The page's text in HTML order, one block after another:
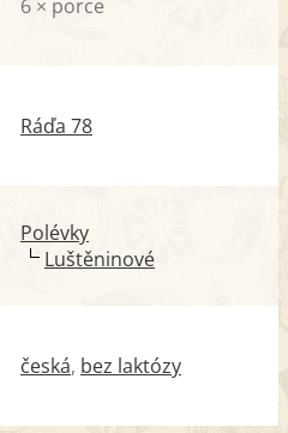
6 × porce
Ráďa 78
Polévky
Luštěninové
česká bez laktózy